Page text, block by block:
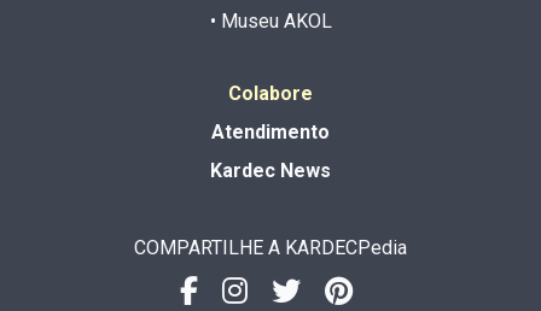
• Museu AKOL
Colabore
Atendimento
Kardec News
COMPARTILHE A KARDECPedia